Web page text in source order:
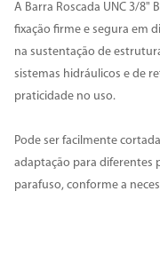
A Barra Roscada UNC 3/8"
fixação firme e segura em
na sustentação de
sistemas hidráulicos e de
praticidade no uso.
Pode ser facilmente
adaptação para diferentes
parafuso, conforme a